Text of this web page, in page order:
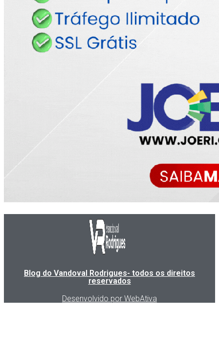
Blog do Vandoval Rodrigues- todos os direitos
reservados
Desenvolvido por WebAtiva